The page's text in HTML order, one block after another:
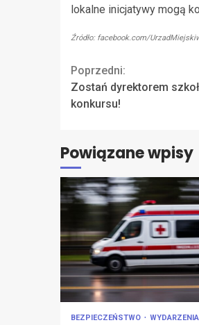
lokalne inicjatywy mogą
Źródło: facebook.com/
Continue
Reading
Poprzedni:
Zostań dyrektorem
konkursu!
Powiązane wpisy
BEZPIECZEŃSTWO WYDARZENIA